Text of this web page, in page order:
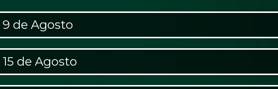
9 de Agosto
15 de Agosto